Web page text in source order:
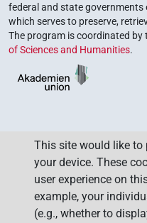
federal and state governments
which serves to preserve,
The program is coordinated by
of Sciences and Humanities.
This site would like to
your device. These
user experience on
example, your
(e.g., whether to